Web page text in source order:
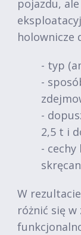
pojazdu,
holownicze
- typ
-
-
2,5 t i
-
W
różnić się w